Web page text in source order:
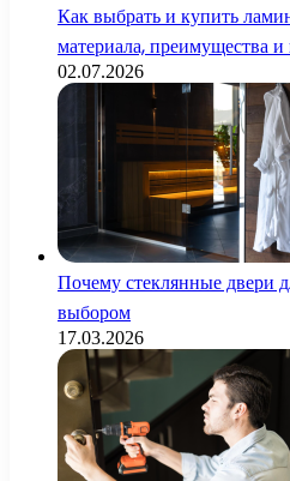
Как выбрать и купить
материала, преимущества
02.07.2026
Почему стеклянные двери
выбором
17.03.2026